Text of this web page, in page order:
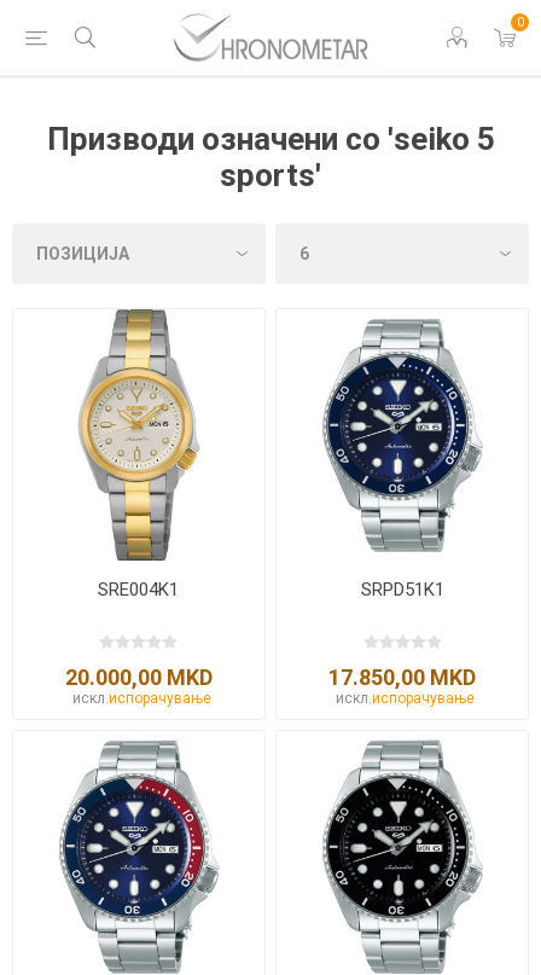
0
Призводи означени со 'seiko 5
sports'
SRE004K1
20.000,00 MKD
искл. испорачување
SRPD51K1
17.850,00 MKD
искл.испорачување